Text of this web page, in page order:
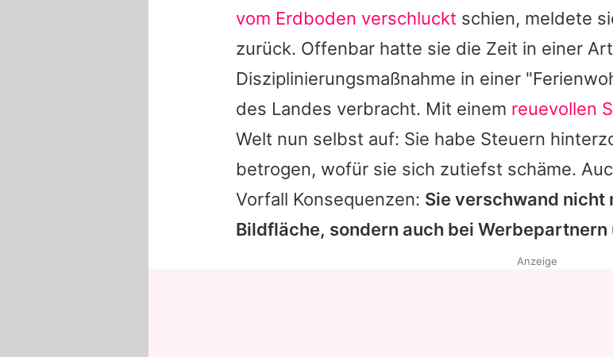
vom Erdboden verschluckt schien, meldete
zurück. Offenbar hatte sie die Zeit in einer Art
Disziplinierungsmaßnahme in einer
des Landes verbracht. Mit einem reuevollen
Welt nun selbst auf: Sie habe Steuern
betrogen, wofür sie sich zutiefst schäme.
Vorfall Konsequenzen: Sie verschwand nicht
Bildfläche, sondern auch bei
Anzeige